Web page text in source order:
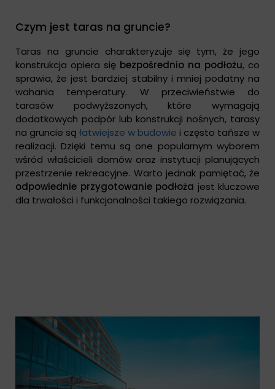
Czym jest taras na gruncie?
Taras na gruncie charakteryzuje się tym, że jego
konstrukcja opiera się bezpośrednio na podłożu, co
sprawia, że jest bardziej stabilny i mniej podatny na
wahania temperatury. W przeciwieństwie do
tarasów podwyższonych, które wymagają
dodatkowych podpór lub konstrukcji nośnych, tarasy
na gruncie są łatwiejsze w budowie i często tańsze w
realizacji. Dzięki temu są one popularnym wyborem
wśród właścicieli domów oraz instytucji planujących
przestrzenie rekreacyjne. Warto jednak pamiętać, że
odpowiednie przygotowanie podłoża jest kluczowe
dla trwałości i funkcjonalności takiego rozwiązania.